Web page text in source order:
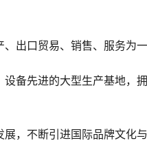
出口贸易、销售、服务为
备先进的大型生产基地，
，不断引进国际品牌文化